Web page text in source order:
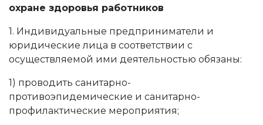
охране здоровья работников
1. Индивидуальные предприниматели и
юридические лица в соответствии с
осуществляемой ими деятельностью обязаны:
1) проводить санитарно-
противоэпидемические и санитарно-
профилактические мероприятия;